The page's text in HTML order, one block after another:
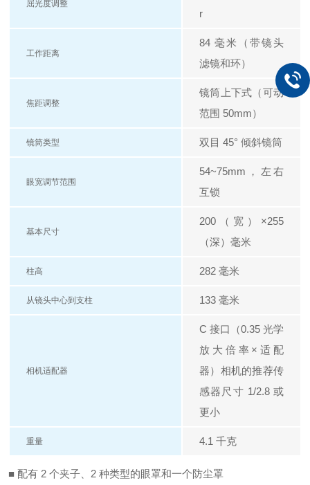
屈光度调整
r
工作距离
84 毫米（带镜头
滤镜和环）
焦距调整
镜筒上下式（可动
范围 50mm）
镜筒类型 双目 45° 倾斜镜筒
眼宽调节范围
54~75mm，左右
互锁
基本尺寸
200（宽）×255
（深）毫米
柱高 282 毫米
从镜头中心到支柱 133 毫米
相机适配器
C 接口（0.35 光学
放大倍率×适配
器） 相机的推荐传
感器尺寸 1/2.8 或
更小
重量 4.1 千克
■ 配有 2 个夹子、2 种类型的眼罩和一个防尘罩